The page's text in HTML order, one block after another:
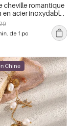
cheville romantique
en acier inoxydable
géométrique,
de 1 pc
Chine